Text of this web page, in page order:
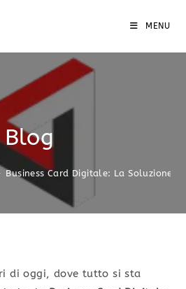
MENU
Blog
Business Card Digitale: La Soluzione
di oggi, dove tutto si sta